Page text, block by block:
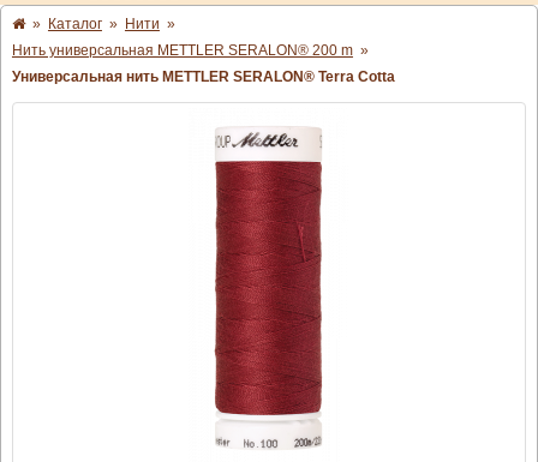
» Каталог » Нити »
Нить универсальная METTLER SERALON® 200 m »
Универсальная нить METTLER SERALON® Terra Cotta